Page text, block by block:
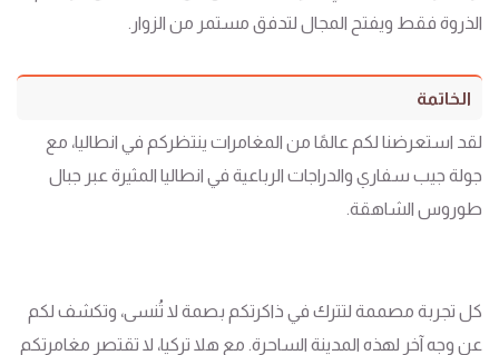
الذروة فقط ويفتح المجال لتدفق مستمر من الزوار.
الخاتمة
لقد استعرضنا لكم عالمًا من المغامرات ينتظركم في انطاليا، مع
جولة جيب سفاري والدراجات الرباعية في انطاليا المثيرة عبر جبال
طوروس الشاهقة.
كل تجربة مصممة لتترك في ذاكرتكم بصمة لا تُنسى، وتكشف لكم
عن وجه آخر لهذه المدينة الساحرة. مع هلا تركيا، لا تقتصر مغامرتكم